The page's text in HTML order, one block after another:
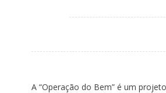
A “Operação do Bem” é um